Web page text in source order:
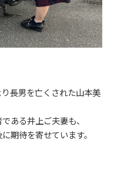
長男を亡くされた山本美
ある井上ご夫妻も、
期待を寄せています。